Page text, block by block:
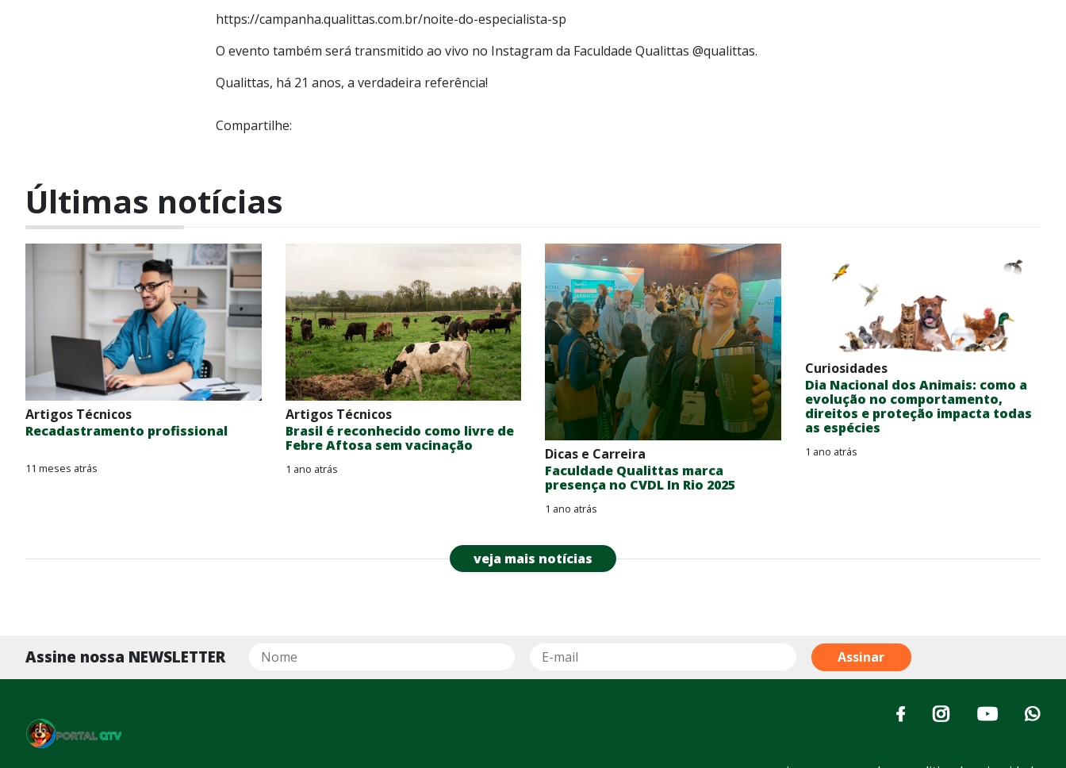
https://campanha.qualittas.com.br/noite-do-especialista-sp
O evento também será transmitido ao vivo no Instagram da Faculdade Qualittas @qualittas.
Qualittas, há 21 anos, a verdadeira referência!
Compartilhe:
Últimas notícias
Artigos Técnicos
Recadastramento profissional
11 meses atrás
Artigos Técnicos
Brasil é reconhecido como livre de
Febre Aftosa sem vacinação
1 ano atrás
Dicas e Carreira
Faculdade Qualittas marca
presença no CVDL In Rio 2025
1 ano atrás
Curiosidades
Dia Nacional dos Animais: como a
evolução no comportamento,
direitos e proteção impacta todas
as espécies
1 ano atrás
veja mais notícias
Assine nossa NEWSLETTER